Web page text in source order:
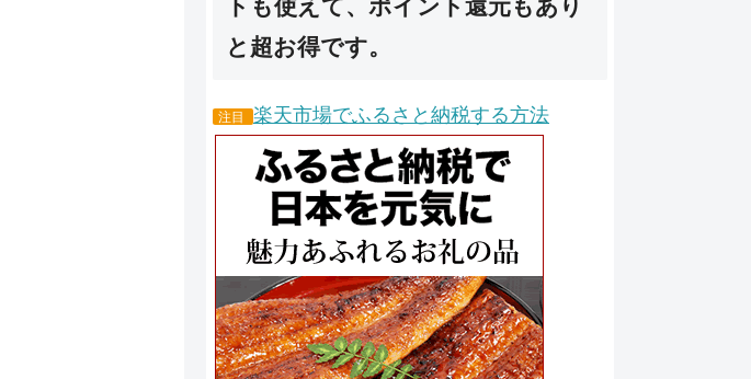
トも使えて、ポイント還元もあり
と超お得です。
注目 楽天市場でふるさと納税する方法